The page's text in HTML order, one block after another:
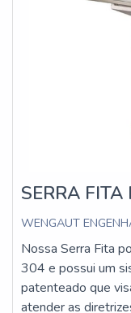
SERRA
WENGAUT
Nossa Serra Fita
304 e possui um
patenteado que
atender as